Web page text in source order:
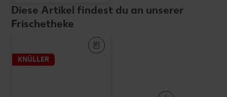
Diese Artikel findest du an unserer
Frischetheke
KNÜLLER